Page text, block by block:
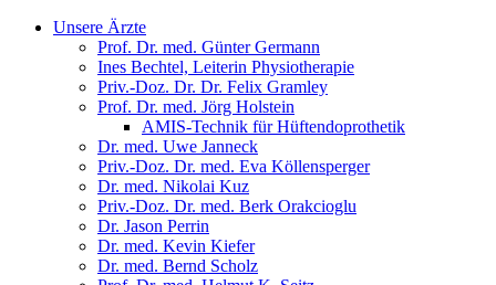
Unsere Ärzte
Prof. Dr. med. Günter Germann
Ines Bechtel, Leiterin Physiotherapie
Priv.-Doz. Dr. Dr. Felix Gramley
Prof. Dr. med. Jörg Holstein
AMIS-Technik für Hüftendoprothetik
Dr. med. Uwe Janneck
Priv.-Doz. Dr. med. Eva Köllensperger
Dr. med. Nikolai Kuz
Priv.-Doz. Dr. med. Berk Orakcioglu
Dr. Jason Perrin
Dr. med. Kevin Kiefer
Dr. med. Bernd Scholz